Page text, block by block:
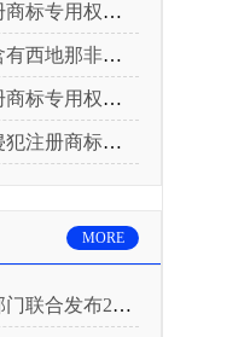
专用权被查
的保健食品被查
专用权被查
用权的产品被查
MORE
春节期间消费提示